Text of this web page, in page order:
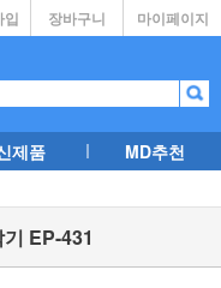
마이페이지
장바구니
입
제품 MD추천
EP-431